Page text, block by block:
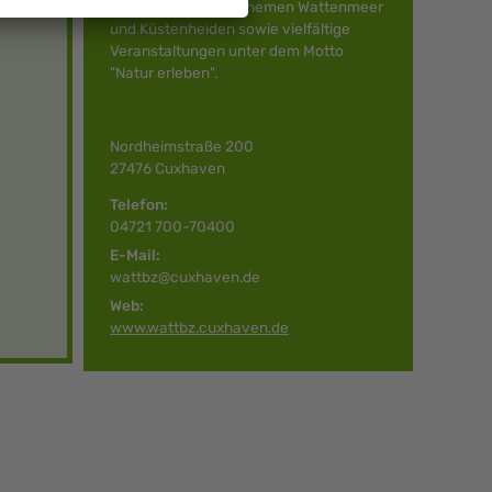
Exponaten zu den Themen Wattenmeer
und Küstenheiden sowie vielfältige
Veranstaltungen unter dem Motto
"Natur erleben".
Nordheimstraße 200
27476 Cuxhaven
Telefon:
04721 700-70400
E-Mail:
wattbz@cuxhaven.de
Web:
www.wattbz.cuxhaven.de